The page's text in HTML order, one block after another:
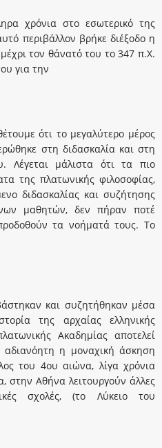
χρόνια στο εσωτερικό της
περιβάλλον βρήκε διέξοδο η
τον θάνατό του το 347 π.X.
για την
ότι το μεγαλύτερο μέρος
στη διδασκαλία και στη
Λέγεται μάλιστα ότι τα πιο
της πλατωνικής φιλοσοφίας,
διδασκαλίας και συζήτησης
μαθητών, δεν πήραν ποτέ
τα νοήματά τους. Tο
και συζητήθηκαν μέσα
της αρχαίας ελληνικής
Aκαδημίας αποτελεί
αδιανόητη η μοναχική άσκηση
του 4ου αιώνα, λίγα χρόνια
στην Aθήνα λειτουργούν άλλες
σχολές, (το Λύκειο του